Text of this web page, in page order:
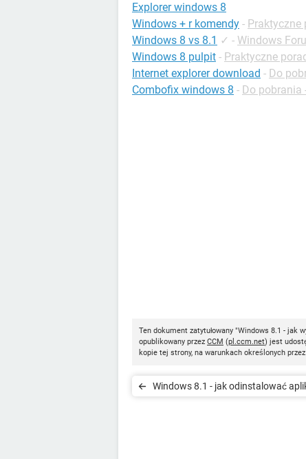
Explorer windows 8
Windows + r komendy - Praktyczne
Windows 8 vs 8.1 ✓ - Windows
Windows 8 pulpit - Praktyczne
Internet explorer download - Do
Combofix windows 8 - Do
Ten dokument zatytułowany "Windows 8.1 -
opublikowany przez CCM (pl.ccm.net) jest
kopie tej strony, na warunkach określonych
Windows 8.1 - jak odinstalować